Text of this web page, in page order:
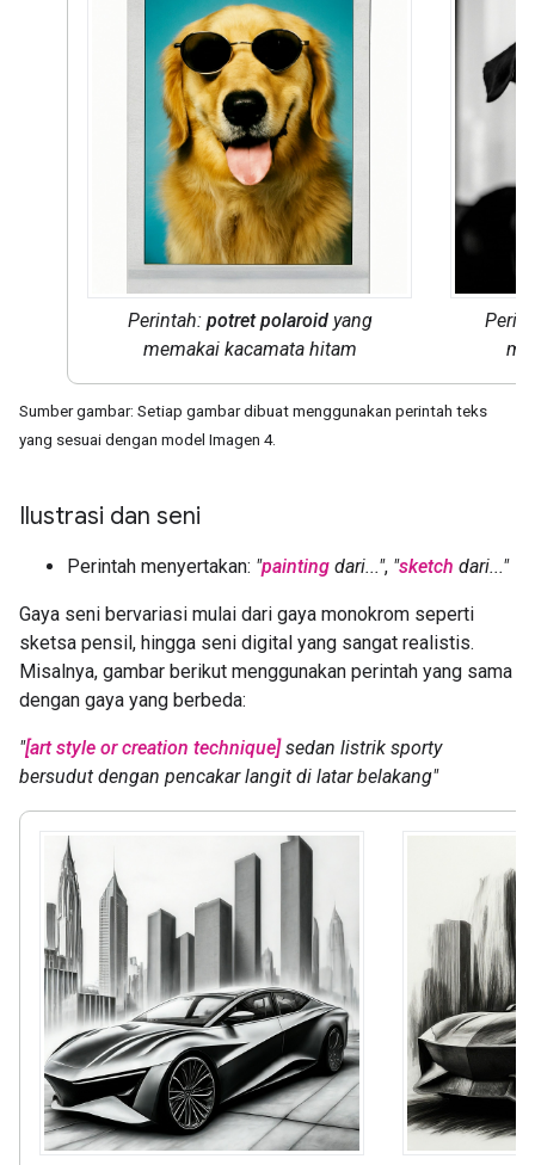
Perintah: potret polaroidyang
memakai kacamata hitam
Sumber gambar: Setiap gambar dibuat menggunakan perintah teks
yang sesuai dengan model Imagen 4.
Ilustrasi dan seni
Perintah menyertakan: "painting dari...", "sketch dari..."
Gaya seni bervariasi mulai dari gaya monokrom seperti
sketsa pensil, hingga seni digital yang sangat realistis.
Misalnya, gambar berikut menggunakan perintah yang sama
dengan gaya yang berbeda:
"[art style or creation technique]sedan listrik sporty
bersudut dengan pencakar langit di latar belakang"